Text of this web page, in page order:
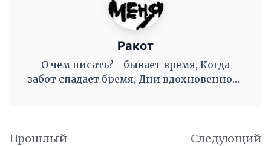
Ракот
О чем писать? - бывает время, Когда
забот спадает бремя, Дни вдохновенного
Прошлый
Следующий